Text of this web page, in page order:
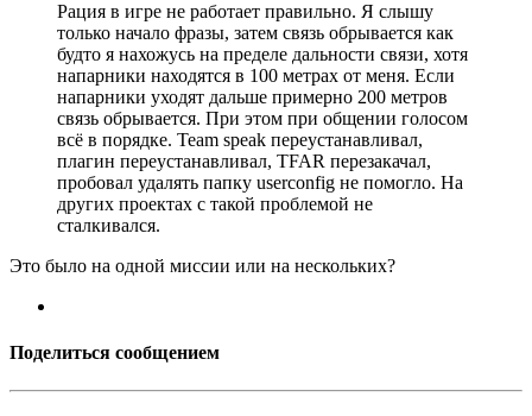
Рация в игре не работает правильно. Я слышу
только начало фразы, затем связь обрывается как
будто я нахожусь на пределе дальности связи, хотя
напарники находятся в 100 метрах от меня. Если
напарники уходят дальше примерно 200 метров
связь обрывается. При этом при общении голосом
всё в порядке. Team speak переустанавливал,
плагин переустанавливал, TFAR перезакачал,
пробовал удалять папку userconfig не помогло. На
других проектах с такой проблемой не
сталкивался.
Это было на одной миссии или на нескольких?
Поделиться сообщением